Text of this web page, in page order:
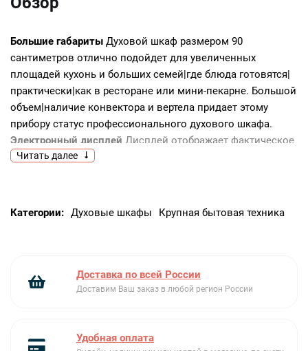
Большие габариты Духовой шкаф размером 90
сантиметров отлично подойдет для увеличенных
площадей кухонь и больших семей|где блюда готовятся|
практически|как в ресторане или мини-пекарне. Большой
объем|наличие конвектора и вертела придает этому
прибору статус профессионального духового шкафа.
Электронный дисплей Дисплей отображает фактическое
время|оставшееся до окончания приготовления и
направляющие надежно удерживают противень на
приготовления блюд.
Конвекция
Конвекционный вентилятор обеспечивает
всех сторон|а также экономить время на приготовление.
Читать далее
Категории: Духовые шкафы Крупная бытовая техника
Доставка по всей России
Доставим Ваш заказ в любой регион России
Удобная оплата